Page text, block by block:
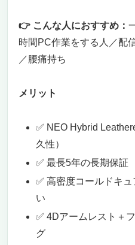
👉 こんな人におすすめ：
時間PC作業をする人／配
／腰痛持ち
メリット
✅ NEO Hybrid
久性）
✅ 最長5年の長期保証
✅ 高密度コールドキ
い
✅ 4Dアームレスト＋
グ